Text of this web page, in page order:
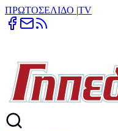
ΠΡΩΤΟΣΕΛΙΔΟ |TV